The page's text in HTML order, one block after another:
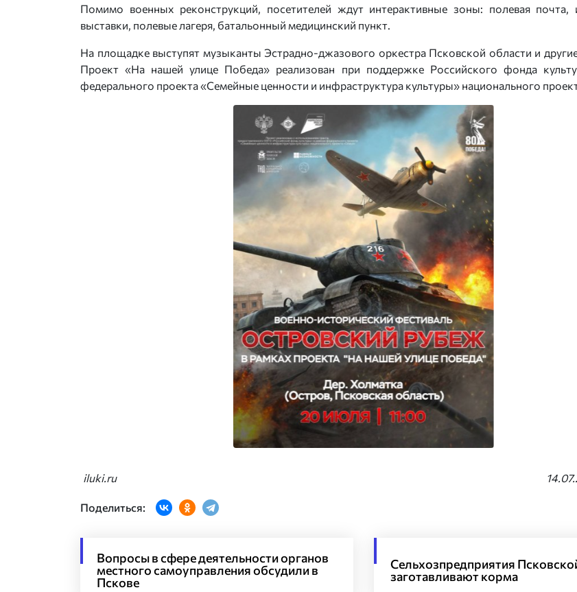
Помимо военных реконструкций, посетителей ждут интерактивные зоны: полевая почта,
выставки, полевые лагеря, батальонный медицинский пункт.
На площадке выступят музыканты Эстрадно-джазового оркестра Псковской области и
Проект «На нашей улице Победа» реализован при поддержке Российского фонда
федерального проекта «Семейные ценности и инфраструктура культуры» национального
iluki.ru
Поделиться:
Вопросы в сфере деятельности органов
местного самоуправления обсудили в
Пскове
Сельхозпредприятия
заготавливают корма